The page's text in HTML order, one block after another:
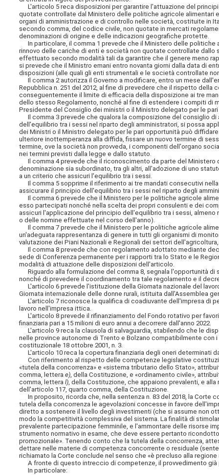
L'articolo 5 reca disposizioni per garantire l'attuazione del
quotate controllate dal Ministero delle politiche agricole alimentari
organi di amministrazione e di controllo nelle società, costituite in
secondo comma, del codice civile, non quotate in mercati
denominazioni di origine e delle indicazioni geografiche protette.
In particolare, il comma 1 prevede che il Ministero delle politiche
rinnovo delle cariche di enti e società non quotate controllate
effettuato secondo modalità tali da garantire che il genere meno
si prevede che il Ministro emani entro novanta giorni dalla data di
disposizioni (alle quali gli enti strumentali e le società controllate
Il comma 2 autorizza il Governo a modificare, entro un mese
Repubblica n. 251 del 2012, al fine di prevedere che il rispetto
conseguentemente il limite di efficacia della disposizione ai tre
dello stesso Regolamento, nonché al fine di estendere i compiti di
Presidente del Consiglio dei ministri o il Ministro delegato per le
Il comma 3 prevede che qualora la composizione del consiglio
dell'equilibrio tra i sessi nel riparto degli amministratori, si possa
dei Ministri o il Ministro delegato per le pari opportunità può
ulteriore inottemperanza alla diffida, fissare un nuovo termine di
termine, ove la società non provveda, i componenti dell'organo
nei termini previsti dalla legge e dallo statuto.
Il comma 4 prevede che il riconoscimento da parte del
denominazione sia subordinato, tra gli altri, all'adozione di uno
a un criterio che assicuri l'equilibrio tra i sessi.
Il comma 5 sopprime il riferimento ai tre mandati consecutivi
assicurare il principio dell'equilibrio tra i sessi nel riparto degli
Il comma 6 prevede che il Ministero per le politiche agricole
esso partecipati nonché nella scelta dei propri consulenti e dei
assicuri l'applicazione del principio dell'equilibrio tra i sessi,
o delle nomine effettuate nel corso dell'anno).
Il comma 7 prevede che il Ministero per le politiche agricole
un'adeguata rappresentanza di genere in tutti gli organismi di
valutazione dei Piani Nazionali e Regionali dei settori
Il comma 8 prevede che con regolamento adottato mediante
sede di Conferenza permanente per i rapporti tra lo Stato e le
modalità di attuazione delle disposizioni dell'articolo.
Riguardo alla formulazione del comma 8, segnala l'opportunità
nonché di prevedere il coordinamento tra tale regolamento e il
L'articolo 6 prevede l'istituzione della Giornata nazionale del
Giornata internazionale delle donne rurali, istituita dall'Assemblea
L'articolo 7 riconosce la qualifica di coadiuvante dell'impresa di
lavoro nell'impresa ittica.
L'articolo 8 prevede il rifinanziamento del Fondo rotativo per
finanziaria pari a 15 milioni di euro annui a decorrere dall'anno 2022.
L'articolo 9 reca la clausola di salvaguardia, stabilendo che le
nelle province autonome di Trento e Bolzano compatibilmente
costituzionale 18 ottobre 2001, n. 3.
L'articolo 10 reca la copertura finanziaria degli oneri determinati
Con riferimento al rispetto delle competenze legislative
«tutela della concorrenza» e «sistema tributario dello Stato»,
comma, letterae), della Costituzione, e «ordinamento civile»,
comma, letteral), della Costituzione, che appaiono prevalenti, e
dell'articolo 117, quarto comma, della Costituzione.
In proposito, ricorda che, nella sentenza n. 83 del 2018, la Corte
tutela della concorrenza le agevolazioni concesse in favore
diretto a sostenere il livello degli investimenti (che si assume non
modo la competitività complessiva del sistema. La finalità di
prevalente partecipazione femminile, e l'ammontare delle risorse
strumento normativo in esame, che deve essere pertanto
promozionale». Tenendo conto che la tutela della concorrenza,
dettare nelle materie di competenza concorrente o residuale
richiamato la Corte conclude nel senso che «è precluso alla
A fronte di questo intreccio di competenze, il provvedimento già
In particolare: